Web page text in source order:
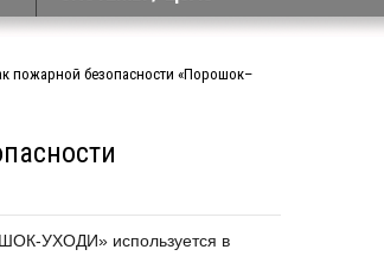
пожарной безопасности «Порошок–
УХОДИ» используется в